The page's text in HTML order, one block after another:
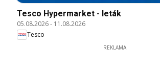
Tesco Hypermarket - leták
05.08.2026- 11.08.2026
Tesco
REKLAMA